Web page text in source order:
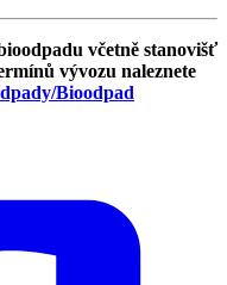
včetně stanovišť
vývozu naleznete
Bioodpad